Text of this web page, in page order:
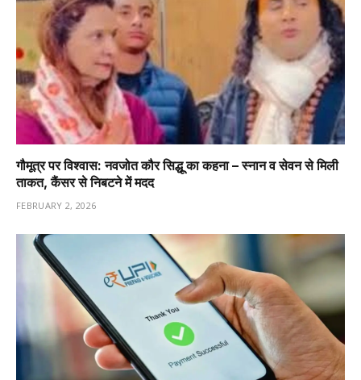
गौमूत्र पर विश्वास: नवजोत कौर सिद्धू का कहना – स्नान व सेवन से मिली
ताकत, कैंसर से निबटने में मदद
FEBRUARY 2, 2026